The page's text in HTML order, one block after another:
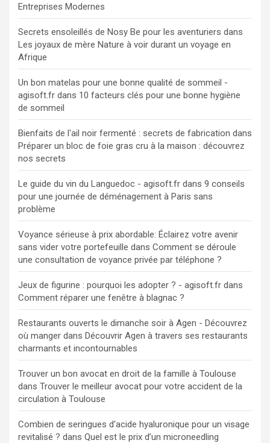
Entreprises Modernes
Secrets ensoleillés de Nosy Be pour les aventuriers dans
Les joyaux de mère Nature à voir durant un voyage en
Afrique
Un bon matelas pour une bonne qualité de sommeil -
agisoft.fr dans 10 facteurs clés pour une bonne hygiène
de sommeil
Bienfaits de l'ail noir fermenté : secrets de fabrication dans
Préparer un bloc de foie gras cru à la maison : découvrez
nos secrets
Le guide du vin du Languedoc - agisoft.fr dans 9 conseils
pour une journée de déménagement à Paris sans
problème
Voyance sérieuse à prix abordable: Éclairez votre avenir
sans vider votre portefeuille dans Comment se déroule
une consultation de voyance privée par téléphone ?
Jeux de figurine : pourquoi les adopter ? - agisoft.fr dans
Comment réparer une fenêtre à blagnac ?
Restaurants ouverts le dimanche soir à Agen - Découvrez
où manger dans Découvrir Agen à travers ses restaurants
charmants et incontournables
Trouver un bon avocat en droit de la famille à Toulouse
dans Trouver le meilleur avocat pour votre accident de la
circulation à Toulouse
Combien de seringues d'acide hyaluronique pour un visage
revitalisé ? dans Quel est le prix d’un microneedling